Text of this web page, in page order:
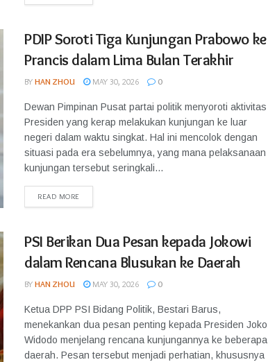
PDIP Soroti Tiga Kunjungan Prabowo ke
Prancis dalam Lima Bulan Terakhir
BY HAN ZHOU MAY 30, 2026 0
Dewan Pimpinan Pusat partai politik menyoroti aktivitas
Presiden yang kerap melakukan kunjungan ke luar
negeri dalam waktu singkat. Hal ini mencolok dengan
situasi pada era sebelumnya, yang mana pelaksanaan
kunjungan tersebut seringkali...
READ MORE
PSI Berikan Dua Pesan kepada Jokowi
dalam Rencana Blusukan ke Daerah
BY HAN ZHOU MAY 30, 2026 0
Ketua DPP PSI Bidang Politik, Bestari Barus,
menekankan dua pesan penting kepada Presiden Joko
Widodo menjelang rencana kunjungannya ke beberapa
daerah. Pesan tersebut menjadi perhatian, khususnya